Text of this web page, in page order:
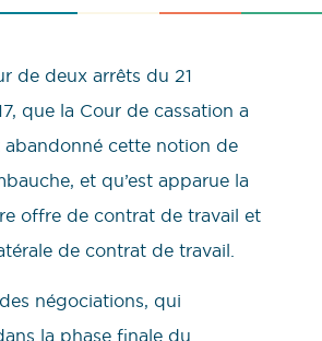
de deux arrêts du 21
que la Cour de cassation a
cette notion de
et qu’est apparue la
offre de contrat de travail et
de contrat de travail.
négociations, qui
la phase finale du